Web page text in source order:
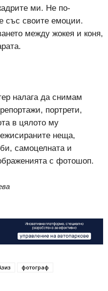
ми. Не по-
със своите емоции.
между жокея и коня,
налага да снимам
портрети,
в цялото му
неща,
самоцелната и
с фотошоп.
фотограф